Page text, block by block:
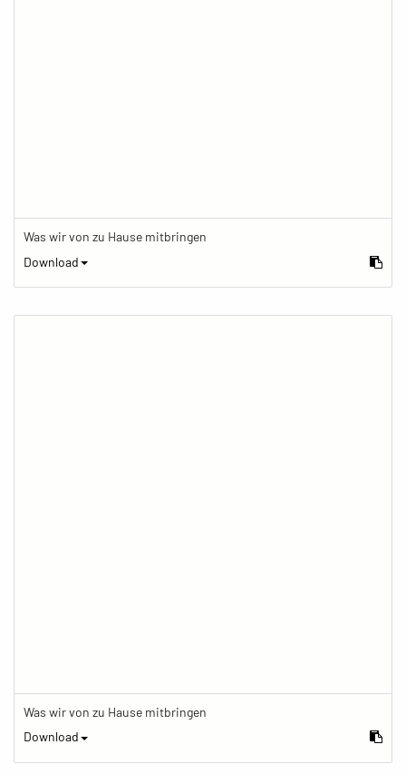
Was wir von zu Hause mitbringen
Download
Was wir von zu Hause mitbringen
Download